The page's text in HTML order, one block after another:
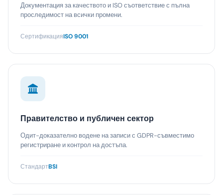
Документация за качеството и ISO съответствие с пълна
проследимост на всички промени.
СертификацияISO 9001
Правителство и публичен сектор
Одит-доказателно водене на записи с GDPR-съвместимо
регистриране и контрол на достъпа.
СтандартBSI